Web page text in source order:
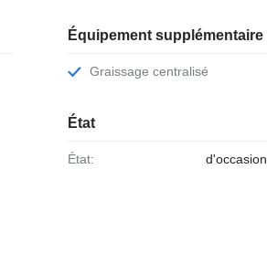
Équipement supplémentaire
Graissage centralisé
État
État: d'occasion